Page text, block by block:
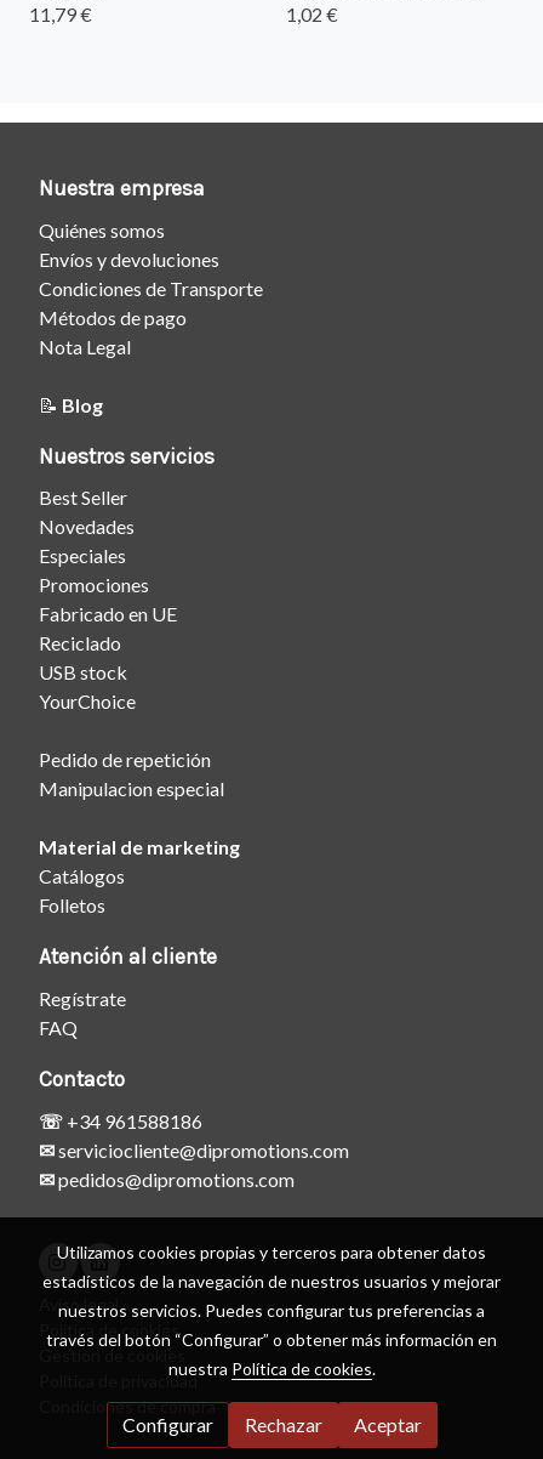
11,79 € 1,02 €
Nuestra empresa
Quiénes somos
Envíos y devoluciones
Condiciones de Transporte
Métodos de pago
Nota Legal
📝 Blog
Nuestros servicios
Best Seller
Novedades
Especiales
Promociones
Fabricado en UE
Reciclado
USB stock
YourChoice
Pedido de repetición
Manipulacion especial
Material de marketing
Catálogos
Folletos
Atención al cliente
Regístrate
FAQ
Contacto
☏ +34 961588186
✉serviciocliente@dipromotions.com
✉pedidos@dipromotions.com
Aviso legal
Política de cookies
Política de privacidad
Condiciones de compra
Utilizamos cookies propias y terceros para obtener datos
estadísticos de la navegación de nuestros usuarios y mejorar
nuestros servicios. Puedes configurar tus preferencias a
través del botón “Configurar” o obtener más información en
nuestra Política de cookies.
Configurar Rechazar Aceptar